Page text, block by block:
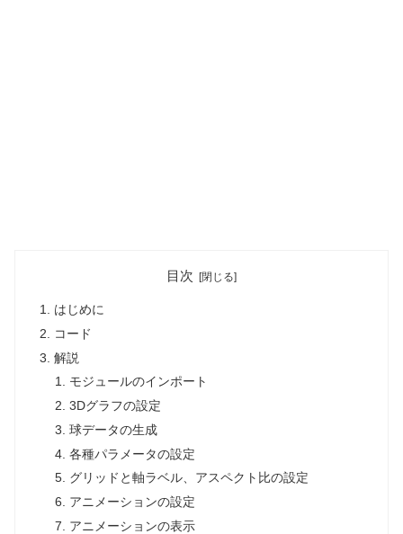
目次
はじめに
コード
解説
モジュールのインポート
3Dグラフの設定
球データの生成
各種パラメータの設定
グリッドと軸ラベル、アスペクト比の設定
アニメーションの設定
アニメーションの表示